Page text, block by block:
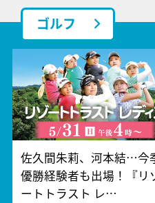
ゴルフ
佐久間朱莉、河本結…今
優勝経験者も出場！『リ
ートトラスト レ…